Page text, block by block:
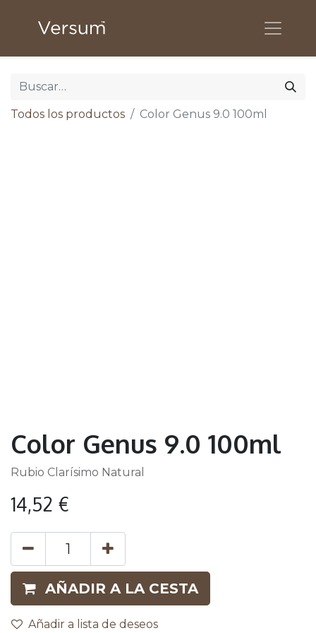
Todos los productos Color Genus 9.0 100ml
Color Genus 9.0 100ml
Rubio Clarísimo Natural
14,52 €
AÑADIR A LA CESTA
Añadir a lista de deseos